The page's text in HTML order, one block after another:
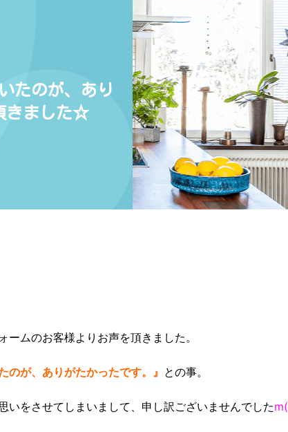
たのが、あり
きました☆
ムのお客様よりお声を頂きました。
のが、ありがたかったです。』 との事。
いをさせてしまいまして、申し訳ございませんでした